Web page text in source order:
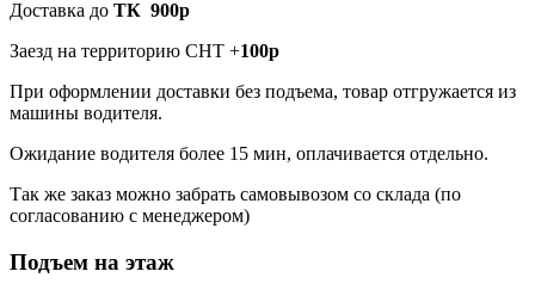
Доставка до ТК 900р
Заезд на территорию СНТ +100р
При оформлении доставки без подъема, товар отгружается из
машины водителя.
Ожидание водителя более 15 мин, оплачивается отдельно.
Так же заказ можно забрать самовывозом со склада (по
согласованию с менеджером)
Подъем на этаж